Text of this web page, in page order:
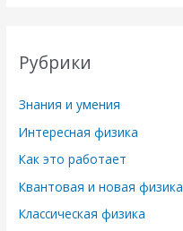
Рубрики
Знания и умения
Интересная физика
Как это работает
Квантовая и новая физика
Классическая физика